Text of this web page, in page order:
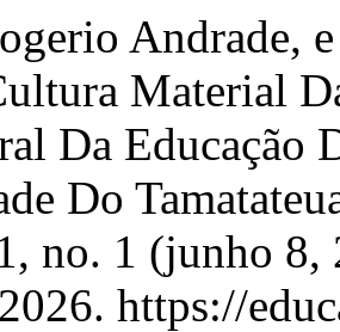
Andrade,
Material
Da Educação
Do
no. 1 (junho 8,
https://